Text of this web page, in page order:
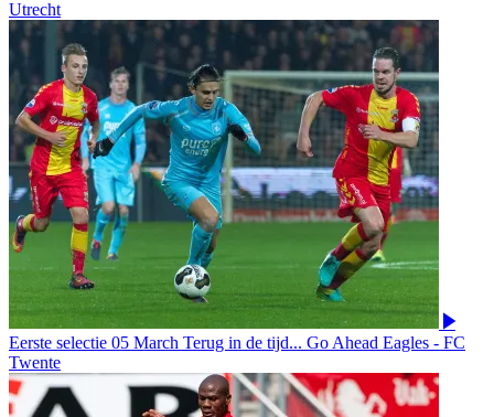
Utrecht
Eerste selectie 05 March Terug in de tijd... Go Ahead Eagles - FC
Twente